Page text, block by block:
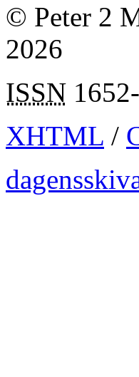
© Peter 2
2026
ISSN
XHTML /